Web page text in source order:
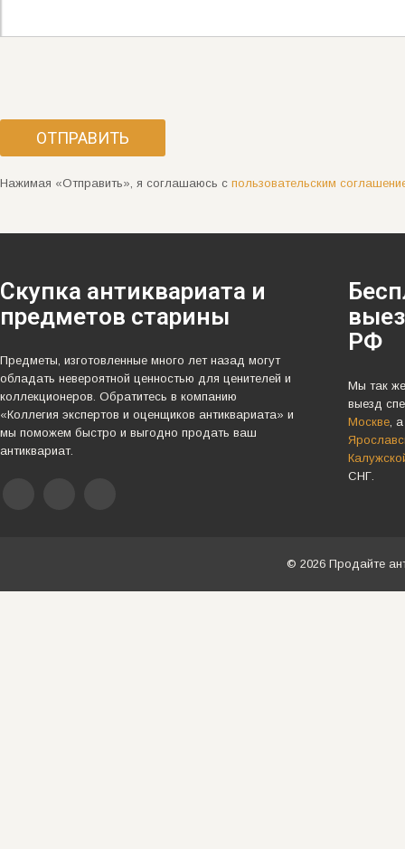
Нажимая «Отправить», я соглашаюсь с пользовательским
Скупка антиквариата и
предметов старины
Предметы, изготовленные много лет назад могут
обладать невероятной ценностью для ценителей и
коллекционеров. Обратитесь в компанию
«Коллегия экспертов и оценщиков антиквариата» и
мы поможем быстро и выгодно продать ваш
антиквариат.
РФ
Мы так
выезд
Москве,
СНГ.
© 2026 Продайте